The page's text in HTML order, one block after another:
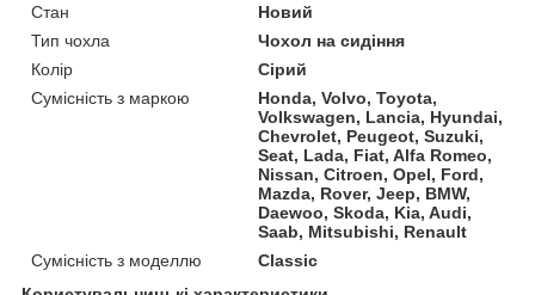
Стан
Новий
Тип чохла
Чохол на сидіння
Колір
Сірий
Сумісність з маркою
Honda, Volvo, Toyota,
Volkswagen, Lancia, Hyundai,
Chevrolet, Peugeot, Suzuki,
Seat, Lada, Fiat, Alfa Romeo,
Nissan, Citroen, Opel, Ford,
Mazda, Rover, Jeep, BMW,
Daewoo, Skoda, Kia, Audi,
Saab, Mitsubishi, Renault
Сумісність з моделлю
Classic